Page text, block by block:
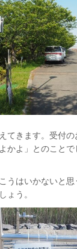
てきます。受付
かよ」とのこと
うはいかないと
ょう。